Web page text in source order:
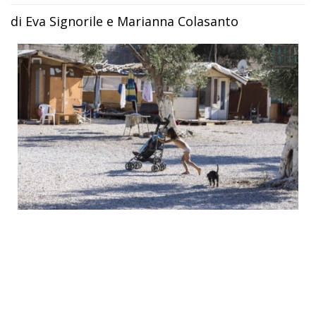
di Eva Signorile e Marianna Colasanto